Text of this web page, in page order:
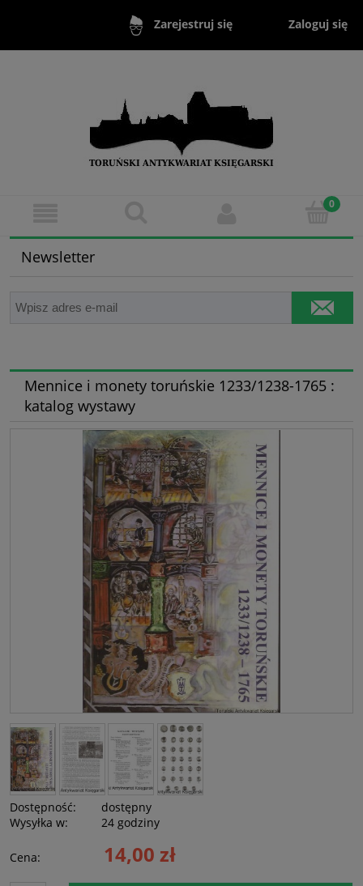
Zarejestruj się Zaloguj się
Newsletter
Mennice i monety toruńskie 1233/1238-1765 :
katalog wystawy
Dostępność:
dostępny
Wysyłka w:
24 godziny
Cena: 14,00 zł